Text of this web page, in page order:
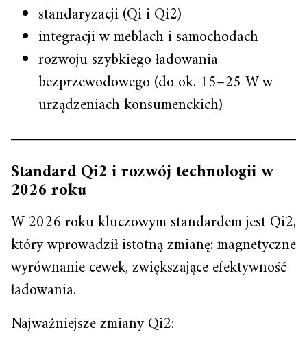
standaryzacji (Qi i Qi2)
integracji w meblach i samochodach
rozwoju szybkiego ładowania
bezprzewodowego (do ok. 15–25 W w
urządzeniach konsumenckich)
Standard Qi2 i rozwój technologii w
2026 roku
W 2026 roku kluczowym standardem jest Qi2,
który wprowadził istotną zmianę: magnetyczne
wyrównanie cewek, zwiększające efektywność
ładowania.
Najważniejsze zmiany Qi2: